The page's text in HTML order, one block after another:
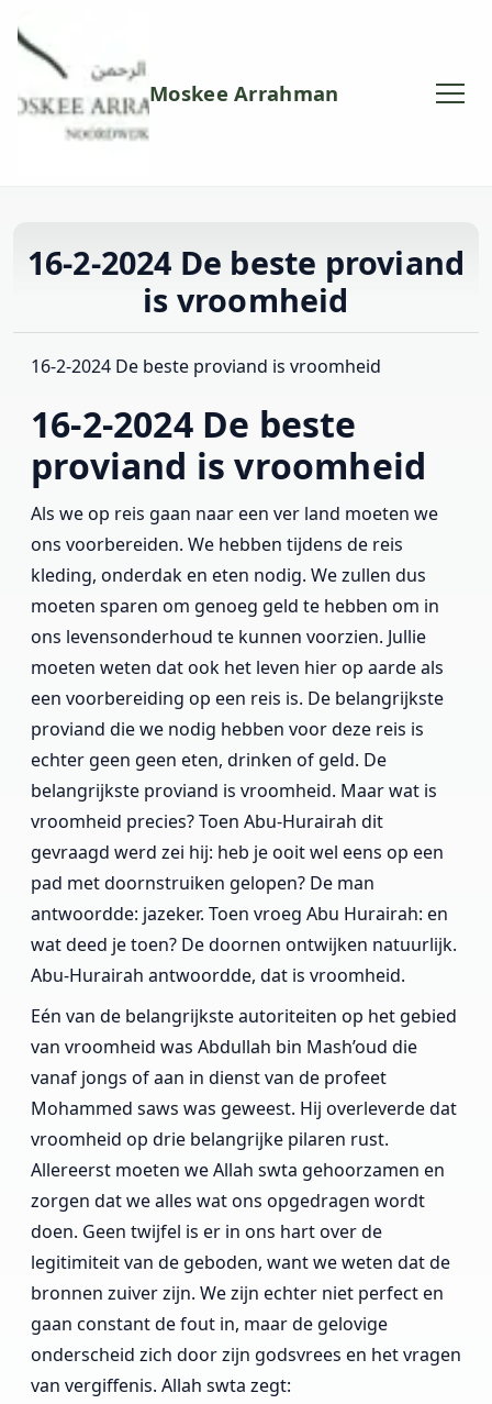
Moskee Arrahman
16-2-2024 De beste proviand
is vroomheid
16-2-2024 De beste proviand is vroomheid
16-2-2024 De beste
proviand is vroomheid
Als we op reis gaan naar een ver land moeten we
ons voorbereiden. We hebben tijdens de reis
kleding, onderdak en eten nodig. We zullen dus
moeten sparen om genoeg geld te hebben om in
ons levensonderhoud te kunnen voorzien. Jullie
moeten weten dat ook het leven hier op aarde als
een voorbereiding op een reis is. De belangrijkste
proviand die we nodig hebben voor deze reis is
echter geen geen eten, drinken of geld. De
belangrijkste proviand is vroomheid. Maar wat is
vroomheid precies? Toen Abu-Hurairah dit
gevraagd werd zei hij: heb je ooit wel eens op een
pad met doornstruiken gelopen? De man
antwoordde: jazeker. Toen vroeg Abu Hurairah: en
wat deed je toen? De doornen ontwijken natuurlijk.
Abu-Hurairah antwoordde, dat is vroomheid.
Eén van de belangrijkste autoriteiten op het gebied
van vroomheid was Abdullah bin Mash’oud die
vanaf jongs of aan in dienst van de profeet
Mohammed saws was geweest. Hij overleverde dat
vroomheid op drie belangrijke pilaren rust.
Allereerst moeten we Allah swta gehoorzamen en
zorgen dat we alles wat ons opgedragen wordt
doen. Geen twijfel is er in ons hart over de
legitimiteit van de geboden, want we weten dat de
bronnen zuiver zijn. We zijn echter niet perfect en
gaan constant de fout in, maar de gelovige
onderscheid zich door zijn godsvrees en het vragen
van vergiffenis. Allah swta zegt: